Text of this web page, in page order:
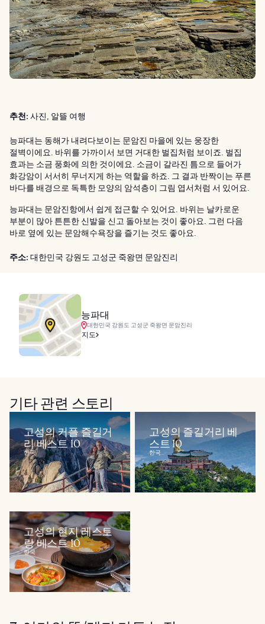
추천: 사진, 알뜰 여행
능파대는 동해가 내려다보이는 문암진 마을에 있는 웅장한
절벽이에요. 바위를 가까이서 보면 거대한 벌집처럼 보이죠. 벌집
효과는 소금 풍화에 의한 것이에요. 소금이 갈라진 틈으로 들어가
화강암이 서서히 무너지게 하는 역할을 하죠. 그 결과 반짝이는 푸른
바다를 배경으로 독특한 모양의 암석층이 그림 엽서처럼 서 있어요.
능파대는 문암진항에서 쉽게 접근할 수 있어요. 바위는 날카로운
부분이 많아 튼튼한 신발을 신고 돌아보는 것이 좋아요. 그런 다음
바로 옆에 있는 문암해수욕장을 즐기는 것도 좋아요.
주소: 대한민국 강원도 고성군 죽왕면 문암진리
능파대
대한민국 강원도 고성군 죽왕면 문암진리
지도
기타 관련 스토리
고성의 커플 즐길거
리 베스트 10
한국
고성의 즐길거리 베
스트 10
한국
고성의 현지 레스토
랑 베스트 10
한국